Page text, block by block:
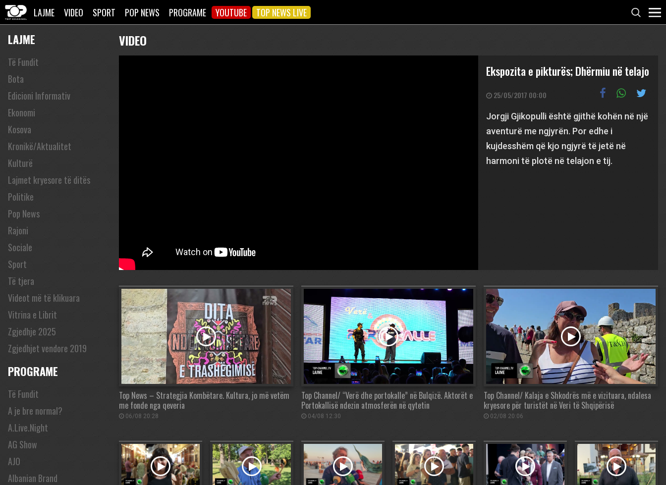
LAJME VIDEO SPORT POP NEWS PROGRAME YOUTUBE TOP NEWS LIVE
LAJME
Të Fundit
Bota
Edicioni Informativ
Ekonomi
Kosova
Kronikë/Aktualitet
Kulturë
Lajmet kryesore të ditës
Politike
Pop News
Rajoni
Sociale
Sport
Të tjera
Videot më të klikuara
Vitrina e Librit
Zgjedhje 2025
Zgjedhjet vendore 2019
PROGRAME
Të Fundit
A je bre normal?
A.Live.Night
AG Show
AJO
Albanian Brand
VIDEO
Ekspozita e pikturës; Dhërmiu në telajo
25/05/2017 00:00
Jorgji Gjikopulli është gjithë kohën në një
aventurë me ngjyrën. Por edhe i
kujdesshëm që kjo ngjyrë të jetë në
harmoni të plotë në telajon e tij.
Top News – Strategjia Kombëtare. Kultura, jo më vetëm
me fonde nga qeveria
06/08 20:28
Top Channel/ “Verë dhe portokalle” në Bulqizë. Aktorët e
Portokallisë ndezin atmosferën në qytetin
04/08 12:30
Top Channel/ Kalaja e Shkodrës më e vizituara, ndalesa
kryesore për turistët në Veri të Shqipërisë
02/08 20:06